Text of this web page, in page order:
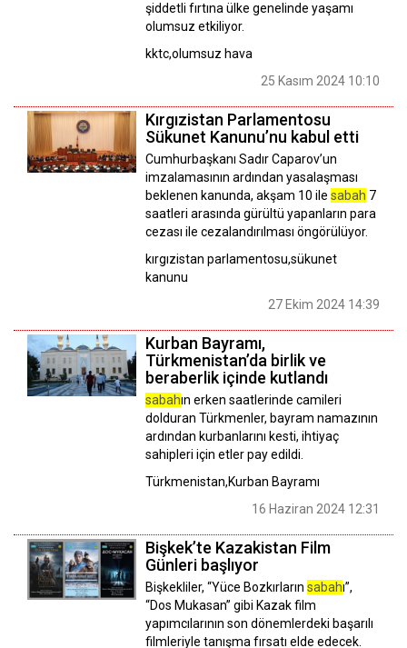
şiddetli fırtına ülke genelinde yaşamı
olumsuz etkiliyor.
kktc,olumsuz hava
25 Kasım 2024 10:10
Kırgızistan Parlamentosu
Sükunet Kanunu’nu kabul etti
Cumhurbaşkanı Sadır Caparov’un
imzalamasının ardından yasalaşması
beklenen kanunda, akşam 10 ile sabah 7
saatleri arasında gürültü yapanların para
cezası ile cezalandırılması öngörülüyor.
kırgızistan parlamentosu,sükunet
kanunu
27 Ekim 2024 14:39
Kurban Bayramı,
Türkmenistan’da birlik ve
beraberlik içinde kutlandı
sabahın erken saatlerinde camileri
dolduran Türkmenler, bayram namazının
ardından kurbanlarını kesti, ihtiyaç
sahipleri için etler pay edildi.
Türkmenistan,Kurban Bayramı
16 Haziran 2024 12:31
Bişkek’te Kazakistan Film
Günleri başlıyor
Bişkekliler, “Yüce Bozkırların sabahı”,
“Dos Mukasan” gibi Kazak film
yapımcılarının son dönemlerdeki başarılı
filmleriyle tanışma fırsatı elde edecek.